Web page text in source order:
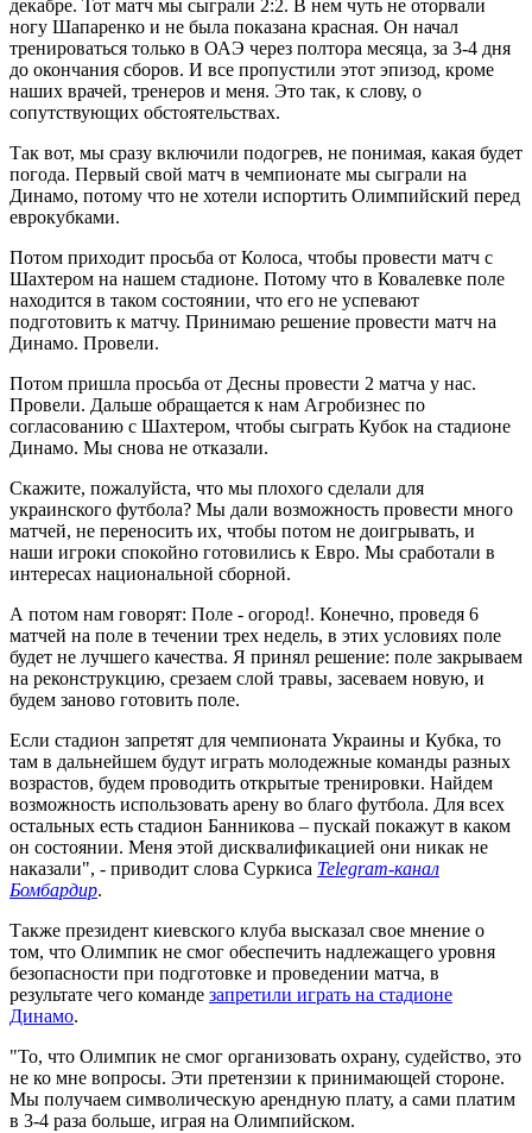
декабре. Тот матч мы сыграли 2:2. В нем чуть не оторвали
ногу Шапаренко и не была показана красная. Он начал
тренироваться только в ОАЭ через полтора месяца, за 3-4 дня
до окончания сборов. И все пропустили этот эпизод, кроме
наших врачей, тренеров и меня. Это так, к слову, о
сопутствующих обстоятельствах.
Так вот, мы сразу включили подогрев, не понимая, какая будет
погода. Первый свой матч в чемпионате мы сыграли на
Динамо, потому что не хотели испортить Олимпийский перед
еврокубками.
Потом приходит просьба от Колоса, чтобы провести матч с
Шахтером на нашем стадионе. Потому что в Ковалевке поле
находится в таком состоянии, что его не успевают
подготовить к матчу. Принимаю решение провести матч на
Динамо. Провели.
Потом пришла просьба от Десны провести 2 матча у нас.
Провели. Дальше обращается к нам Агробизнес по
согласованию с Шахтером, чтобы сыграть Кубок на стадионе
Динамо. Мы снова не отказали.
Скажите, пожалуйста, что мы плохого сделали для
украинского футбола? Мы дали возможность провести много
матчей, не переносить их, чтобы потом не доигрывать, и
наши игроки спокойно готовились к Евро. Мы сработали в
интересах национальной сборной.
А потом нам говорят: Поле - огород!. Конечно, проведя 6
матчей на поле в течении трех недель, в этих условиях поле
будет не лучшего качества. Я принял решение: поле закрываем
на реконструкцию, срезаем слой травы, засеваем новую, и
будем заново готовить поле.
Если стадион запретят для чемпионата Украины и Кубка, то
там в дальнейшем будут играть молодежные команды разных
возрастов, будем проводить открытые тренировки. Найдем
возможность использовать арену во благо футбола. Для всех
остальных есть стадион Банникова – пускай покажут в каком
он состоянии. Меня этой дисквалификацией они никак не
наказали", - приводит слова Суркиса Telegram-канал
Бомбардир.
Также президент киевского клуба высказал свое мнение о
том, что Олимпик не смог обеспечить надлежащего уровня
безопасности при подготовке и проведении матча, в
результате чего команде запретили играть на стадионе
Динамо.
"То, что Олимпик не смог организовать охрану, судейство, это
не ко мне вопросы. Эти претензии к принимающей стороне.
Мы получаем символическую арендную плату, а сами платим
в 3-4 раза больше, играя на Олимпийском.